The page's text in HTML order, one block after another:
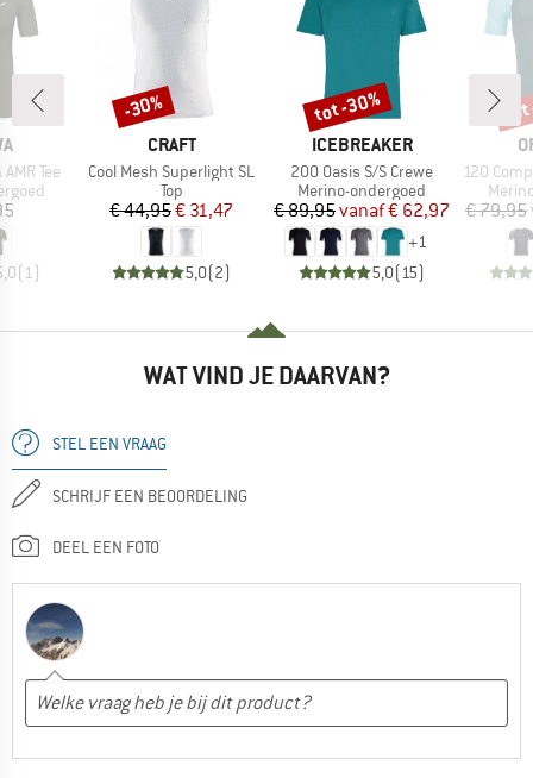
Tee
(1)
MERK
CRAFT
Artikel
Cool Mesh Superlight SL
Productgroep
Top
Prijs
€ 44,95Verlaagde prijs
€ 31,47
5,0(2)
Korting
-30%
MERK
ICEBREAKER
Artikel
200 Oasis S/S Crewe
Productgroep
Merino-ondergoed
Prijs
€ 89,95 Verlaagde prijs
vanaf€ 62,97
+1
5,0(15)
Korting
tot -30%
Artikel
120 Comp
€ 79,95
WAT VIND JE DAARVAN?
STEL EEN VRAAG
SCHRIJF EEN BEOORDELING
DEEL EEN FOTO